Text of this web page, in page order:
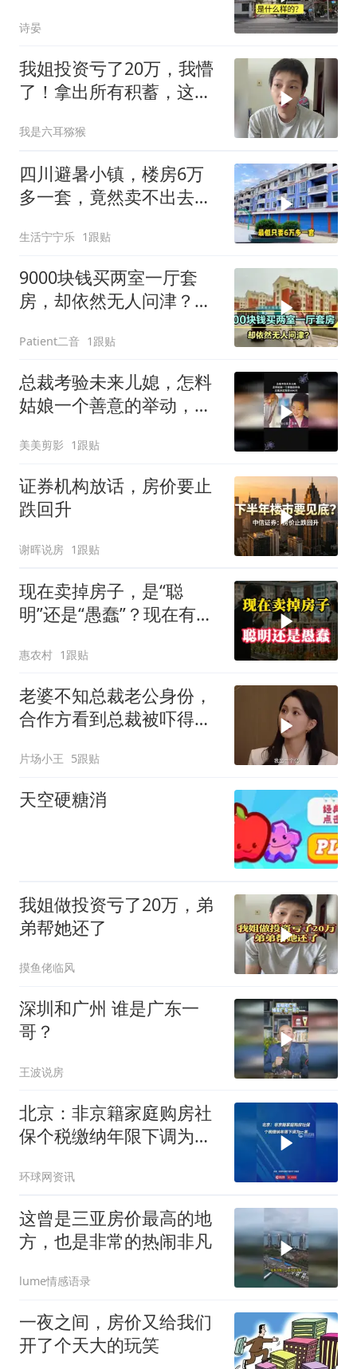
诗晏
我姐投资亏了20万，我懵
了！拿出所有积蓄，这是
我是六耳猕猴
四川避暑小镇，楼房6万
多一套，竟然卖不出去，
生活宁宁乐 1跟贴
9000块钱买两室一厅套
房，却依然无人问津？听
Patient二音 1跟贴
总裁考验未来儿媳，怎料
姑娘一个善意的举动，总
美美剪影 1跟贴
证券机构放话，房价要止
跌回升
谢晖说房 1跟贴
现在卖掉房子，是“聪
明”还是“愚蠢”？现在有了
惠农村 1跟贴
老婆不知总裁老公身份，
合作方看到总裁被吓得直
片场小王 5跟贴
天空硬糖消
我姐做投资亏了20万，弟
弟帮她还了
摸鱼佬临风
深圳和广州 谁是广东一
哥？
王波说房
北京：非京籍家庭购房社
保个税缴纳年限下调为一
环球网资讯
这曾是三亚房价最高的地
方，也是非常的热闹非凡
lume情感语录
一夜之间，房价又给我们
开了个天大的玩笑